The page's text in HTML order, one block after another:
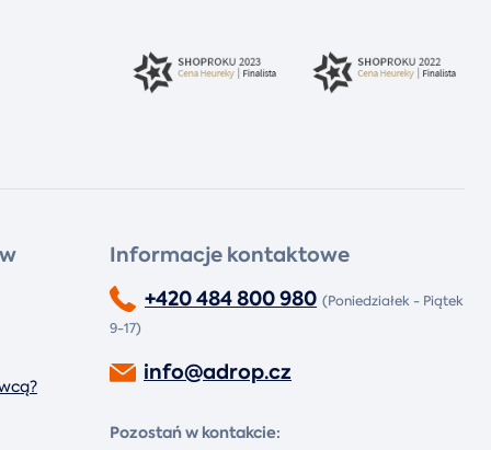
Informacje kontaktowe
+420 484 800 980 (Poniedziałek - Piątek
9-17)
info@adrop.cz
Pozostań w kontakcie: